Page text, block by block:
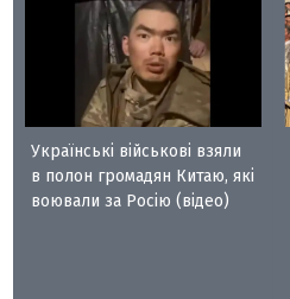
Українські військові взяли
в полон громадян Китаю, які
воювали за Росію (відео)